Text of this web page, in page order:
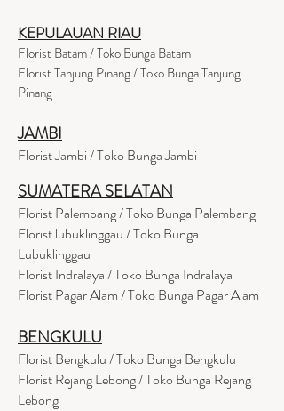
KEPULAUAN RIAU
Florist Batam / Toko Bunga Batam
Florist Tanjung Pinang / Toko Bunga Tanjung
Pinang
JAMBI
Florist Jambi / Toko Bunga Jambi
SUMATERA SELATAN
Florist Palembang / Toko Bunga Palembang
Florist lubuklinggau / Toko Bunga
Lubuklinggau
Florist Indralaya / Toko Bunga Indralaya
Florist Pagar Alam / Toko Bunga Pagar Alam
BENGKULU
Florist Bengkulu / Toko Bunga Bengkulu
Florist Rejang Lebong / Toko Bunga Rejang
Lebong